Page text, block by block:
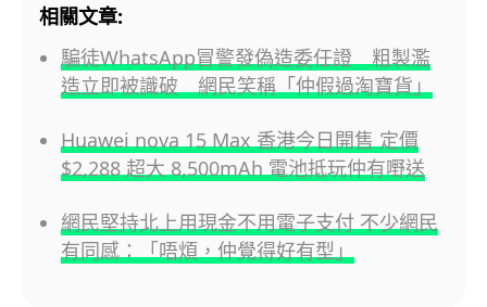
相關文章:
騙徒WhatsApp冒警發偽造委任證 粗製濫
造立即被識破 網民笑稱「仲假過淘寶貨」
Huawei nova 15 Max 香港今日開售 定價
$2,288 超大 8,500mAh 電池抵玩仲有嘢送
網民堅持北上用現金不用電子支付 不少網民
有同感：「唔煩，仲覺得好有型」